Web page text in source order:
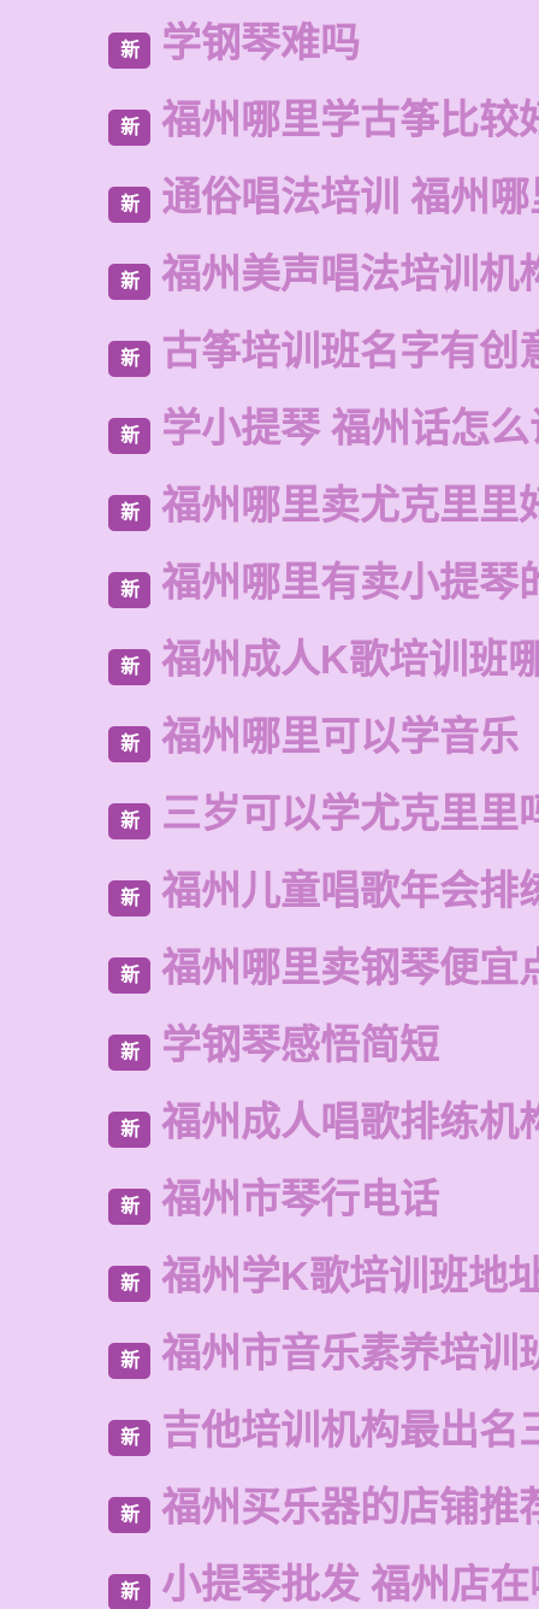
新 学钢琴难吗
新 福州哪里学古筝比较
新 通俗唱法培训 福州
新 福州美声唱法培训机
新 古筝培训班名字有创
新 学小提琴 福州话怎
新 福州哪里卖尤克里里
新 福州哪里有卖小提琴
新 福州成人K歌培训班
新 福州哪里可以学音乐
新 三岁可以学尤克里里
新 福州儿童唱歌年会排
新 福州哪里卖钢琴便宜
新 学钢琴感悟简短
新 福州成人唱歌排练机
新 福州市琴行电话
新 福州学K歌培训班地
新 福州市音乐素养培训
新 吉他培训机构最出名
新 福州买乐器的店铺推
新 小提琴批发 福州店